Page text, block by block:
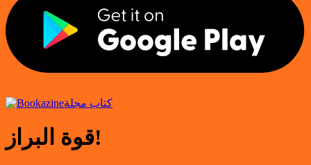
كتاب مجلة
قوة البراز!